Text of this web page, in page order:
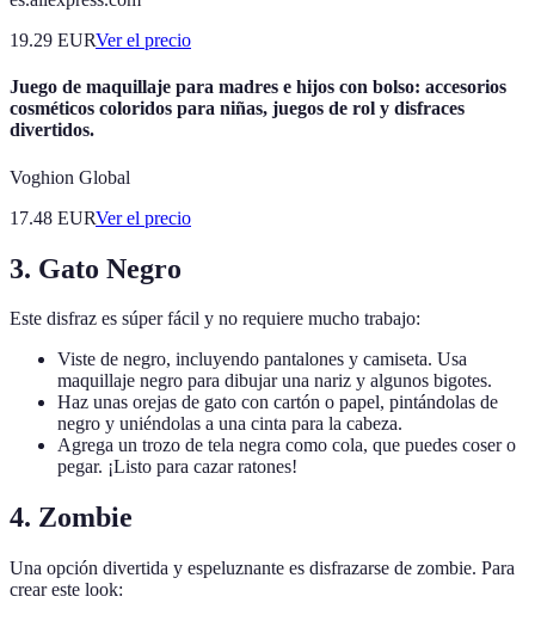
19.29 EURVer el precio
Juego de maquillaje para madres e hijos con bolso: accesorios
cosméticos coloridos para niñas, juegos de rol y disfraces
divertidos.
Voghion Global
17.48 EURVer el precio
3. Gato Negro
Este disfraz es súper fácil y no requiere mucho trabajo:
Viste de negro, incluyendo pantalones y camiseta. Usa
maquillaje negro para dibujar una nariz y algunos bigotes.
Haz unas orejas de gato con cartón o papel, pintándolas de
negro y uniéndolas a una cinta para la cabeza.
Agrega un trozo de tela negra como cola, que puedes coser o
pegar. ¡Listo para cazar ratones!
4. Zombie
Una opción divertida y espeluznante es disfrazarse de zombie. Para
crear este look: